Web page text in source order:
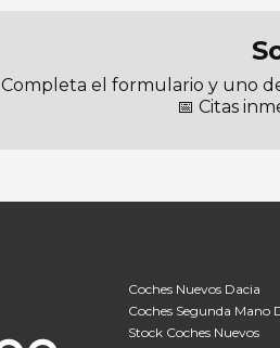
Completa el formulario y uno
📅 Citas
Coches Nuevos Dacia
Coches Segunda Mano
Stock Coches Nuevos